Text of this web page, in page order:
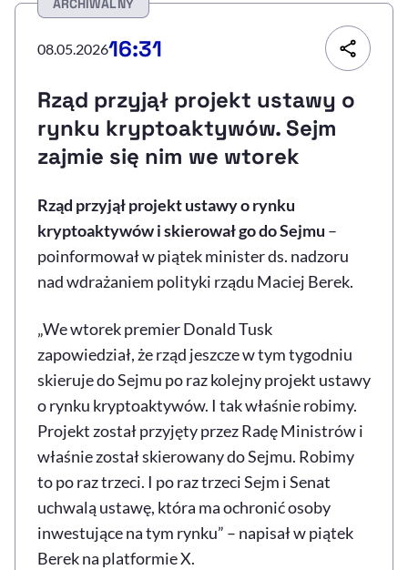
Sprawdź, jak i dlaczego zwiększamy dostępność , otwiera się w nowym
Deklaracja dostępności, otwiera się w nowym oknie
Zgłoś problem
ARCHIWALNY
08.05.202616:31
Rząd przyjął projekt ustawy o
rynku kryptoaktywów. Sejm
zajmie się nim we wtorek
Rząd przyjął projekt ustawy o rynku
kryptoaktywów i skierował go do Sejmu –
poinformował w piątek minister ds. nadzoru
nad wdrażaniem polityki rządu Maciej Berek.
„We wtorek premier Donald Tusk
zapowiedział, że rząd jeszcze w tym tygodniu
skieruje do Sejmu po raz kolejny projekt ustawy
o rynku kryptoaktywów. I tak właśnie robimy.
Projekt został przyjęty przez Radę Ministrów i
właśnie został skierowany do Sejmu. Robimy
to po raz trzeci. I po raz trzeci Sejm i Senat
uchwalą ustawę, która ma ochronić osoby
inwestujące na tym rynku” – napisał w piątek
Berek na platformie X.